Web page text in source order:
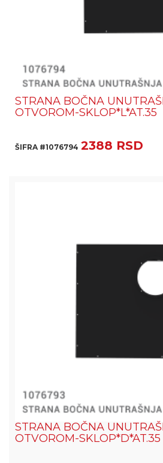
STRANA BOČNA
OTVOROM-SKLOP*L*AT.35
ŠIFRA #1076794 2388 RSD
STRANA BOČNA
OTVOROM-SKLOP*D*AT.35